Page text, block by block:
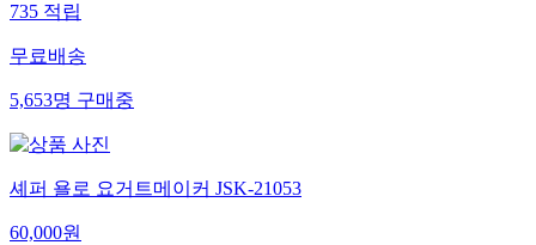
735 적립
무료배송
5,653명 구매중
셰퍼 욜로 요거트메이커 JSK-21053
60,000원